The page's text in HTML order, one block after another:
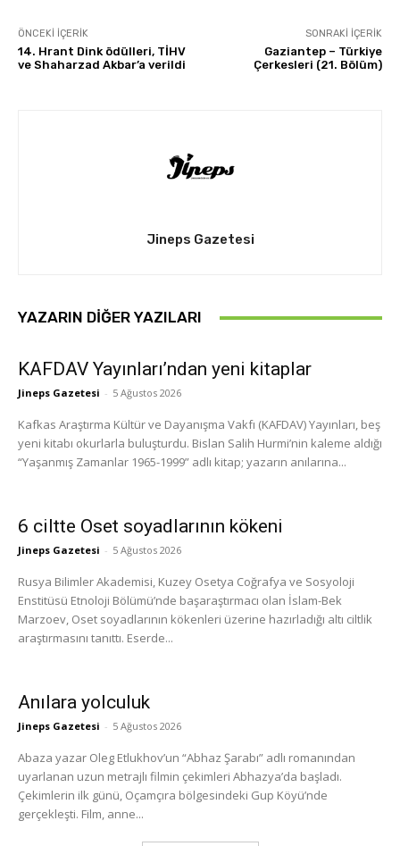
ÖNCEKI İÇERIK
14. Hrant Dink ödülleri, TİHV
ve Shaharzad Akbar’a verildi
SONRAKI İÇERIK
Gaziantep – Türkiye
Çerkesleri (21. Bölüm)
Jineps Gazetesi
YAZARIN DIĞER YAZILARI
KAFDAV Yayınları’ndan yeni kitaplar
Jineps Gazetesi - 5 Ağustos 2026
Kafkas Araştırma Kültür ve Dayanışma Vakfı (KAFDAV) Yayınları, beş
yeni kitabı okurlarla buluşturdu. Bislan Salih Hurmi’nin kaleme aldığı
“Yaşanmış Zamanlar 1965-1999” adlı kitap; yazarın anılarına...
6 ciltte Oset soyadlarının kökeni
Jineps Gazetesi - 5 Ağustos 2026
Rusya Bilimler Akademisi, Kuzey Osetya Coğrafya ve Sosyoloji
Enstitüsü Etnoloji Bölümü’nde başaraştırmacı olan İslam-Bek
Marzoev, Oset soyadlarının kökenleri üzerine hazırladığı altı ciltlik
araştırmasını tanıttı. Eserde...
Anılara yolculuk
Jineps Gazetesi - 5 Ağustos 2026
Abaza yazar Oleg Etlukhov’un “Abhaz Şarabı” adlı romanından
uyarlanan uzun metrajlı filmin çekimleri Abhazya’da başladı.
Çekimlerin ilk günü, Oçamçıra bölgesindeki Gup Köyü’nde
gerçekleşti. Film, anne...